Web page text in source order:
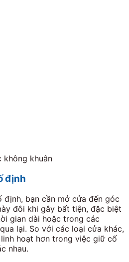
không khuân
định
định, bạn cần mở cửa đến góc
đôi khi gây bất tiện, đặc biệt
gian dài hoặc trong các
lại. So với các loại cửa khác,
hoạt hơn trong việc giữ cố
nhau.